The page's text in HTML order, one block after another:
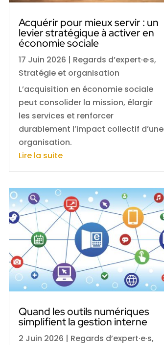
Acquérir pour mieux servir : un
levier stratégique à activer en
économie sociale
17 Juin 2026 | Regards d’expert·e·s,
Stratégie et organisation
L’acquisition en économie sociale
peut consolider la mission, élargir
les services et renforcer
durablement l’impact collectif d’une
organisation.
Lire la suite
Quand les outils numériques
simplifient la gestion interne
2 Juin 2026 | Regards d’expert·e·s,